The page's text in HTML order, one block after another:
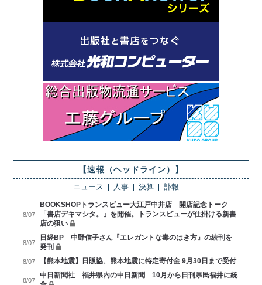
【速報（ヘッドライン）】
ニュース 人事 決算 訃報
8/07
BOOKSHOPトランスビュー大江戸中井店 開店記念トーク
「書店デキマシタ。」を開催。トランスビューが仕掛ける新書
店の狙い
8/07
日経BP 中野信子さん『エレガントな毒のはき方』の続刊を
発刊
8/07 【熊本地震】日販協、熊本地震に特定寄付金 9月30日まで受付
8/07
中日新聞社 福井県内の中日新聞 10月から日刊県民福井に統